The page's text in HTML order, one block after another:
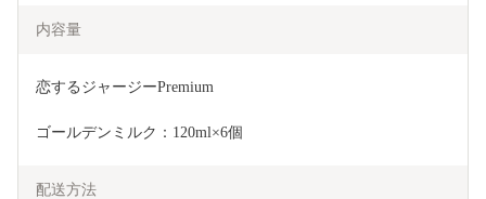
内容量
恋するジャージーPremium
ゴールデンミルク：120ml×6個
配送方法